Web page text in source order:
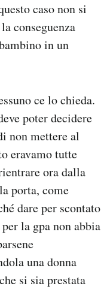
caso non si
conseguenza
in un
ce lo chieda.
poter decidere
non mettere al
eravamo tutte
ora dalla
porta, come
dare per scontato
la gpa non abbia
una donna
si sia prestata